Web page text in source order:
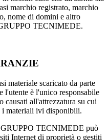
marchio registrato, marchio
nome di domini e altro
TECNIMEDE.
materiale scaricato da parte
l'utente è l'unico responsabile
all'attrezzatura su cui
materiali ivi disponibili.
GRUPPO TECNIMEDE può
Internet di proprietà o gestiti